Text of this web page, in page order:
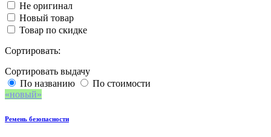
Не оригинал
Новый товар
Товар по скидке
Сортировать:
Сортировать выдачу
По названию
По стоимости
новый
Ремень безопасности